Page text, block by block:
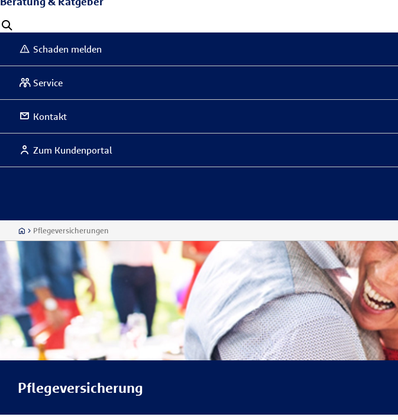
Schaden melden
Service
Kontakt
Zum Kundenportal
Pflegeversicherungen
Pflegeversicherung